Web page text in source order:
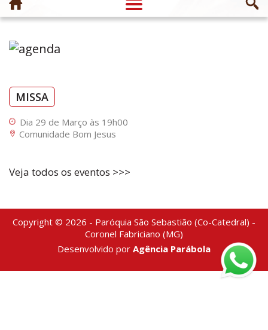
MISSA
Dia 29 de Março às 19h00
Comunidade Bom Jesus
Veja todos os eventos >>>
Copyright © 2026 - Paróquia São Sebastião (Co-Catedral) -
Coronel Fabriciano (MG)
Desenvolvido por Agência Parábola